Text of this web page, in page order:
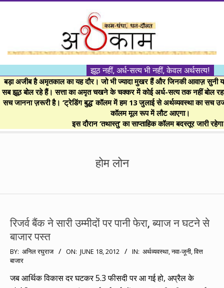
।।
अर्थकाम।।
BE
FINANCIALLY
झूठ नहीं, अर्ध-सत्य भी नहीं, केवल अर्थसत्य!
बड़ा अजीब है अमृतकाल का यह दौर। जो भी ज्यादा मुखर हैं और जिनकी आवाज़ सुनी
सब झूठ बोल रहे हैं। सत्ता का अमृत चखने के चक्कर में कोई अर्ध-सत्य तक नहीं बोल
सच जानना ज़रूरी है। ‘ट्रेडिंग बुद्ध’ कॉलम में हम 13 जुलाई से अर्थव्यवस्था का सच
कॉलम मूल रूप में लौट आएगा।
इस दौरान ‘तथास्तु’ का साप्ताहिक कॉलम बदस्तूर जारी
होम लोन
रिजर्व बैंक ने सारी उम्मीदों पर पानी फेरा, ब्याज न घटने से
बाजार पस्त
2012-
06-
18
BY: अनिल रघुराज ON: JUNE 18, 2012 IN: अर्थव्यवस्था,नवा-जूनी,वित्त
बाजार
जब आर्थिक विकास दर घटकर 5.3 फीसदी पर आ गई हो, अप्रैल के